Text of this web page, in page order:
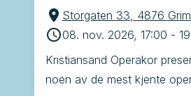
Grimstad
Storgaten 33, 4876
08. nov. 2026, 17:00 -
Kristiansand Operakor
noen av de mest kjente